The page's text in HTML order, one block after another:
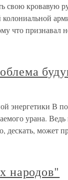
свою кровавую
что признавал
энергетики В
урана. Ведь
дескать, может
народов"